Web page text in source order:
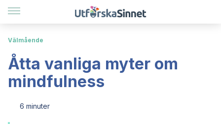
Välmående
Åtta vanliga myter om
mindfulness
6 minuter